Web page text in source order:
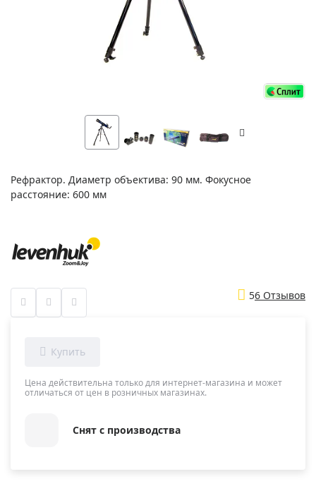
Рефрактор. Диаметр объектива: 90 мм. Фокусное
расстояние: 600 мм
56 Отзывов
Цена действительна только для интернет-магазина и может
отличаться от цен в розничных магазинах.
Снят с производства